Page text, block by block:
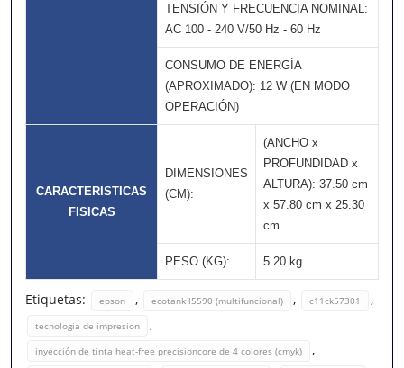
TENSIÓN Y FRECUENCIA NOMINAL:
AC 100 - 240 V/50 Hz - 60 Hz
CONSUMO DE ENERGÍA
(APROXIMADO): 12 W (EN MODO
OPERACIÓN)
CARACTERISTICAS
FISICAS
DIMENSIONES
(CM):
(ANCHO x
PROFUNDIDAD x
ALTURA): 37.50 cm
x 57.80 cm x 25.30
cm
PESO (KG): 5.20 kg
Etiquetas: epson , ecotank l5590 (multifuncional) , c11ck57301 ,
tecnologia de impresion ,
inyección de tinta heat-free precisioncore de 4 colores (cmyk)
,